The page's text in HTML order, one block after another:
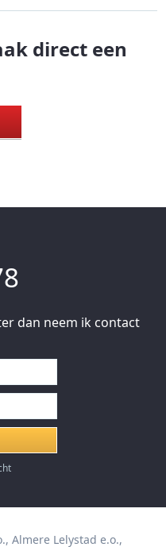
direct een
dan neem ik contact
Almere Lelystad e.o.